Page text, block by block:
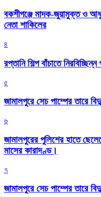
বকশীগঞ্জে মাদক-জুয়ামুক্ত ও
নেতা শাকিলের
৪
রপ্তানি শিল্প বাঁচাতে
৫
জামালপুরে সেচ পাম্পের তারে
৬
জামালপুরের পুলিশের হাতে
মাসের কারাদণ্ড।
৭
জামালপুরে সেচ পাম্পের তারে